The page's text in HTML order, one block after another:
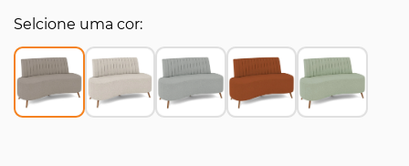
Selcione uma cor